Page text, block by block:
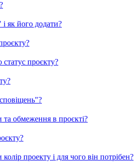
як його додати?
проєкту?
обмеження в проєкті?
проекту і для чого він потрібен?